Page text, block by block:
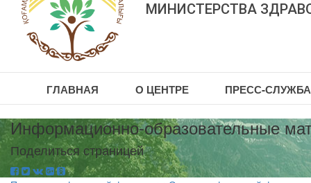
МИНИСТЕРСТВА
ГЛАВНАЯ О ЦЕНТРЕ ПРЕСС-СЛУЖБА
Информационно-образовательные
Поделиться страницей